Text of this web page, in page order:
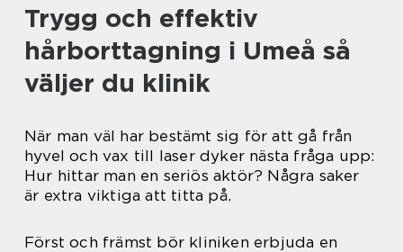
Trygg och effektiv
hårborttagning i Umeå så
väljer du klinik
När man väl har bestämt sig för att gå från
hyvel och vax till laser dyker nästa fråga upp:
Hur hittar man en seriös aktör? Några saker
är extra viktiga att titta på.
Först och främst bör kliniken erbjuda en